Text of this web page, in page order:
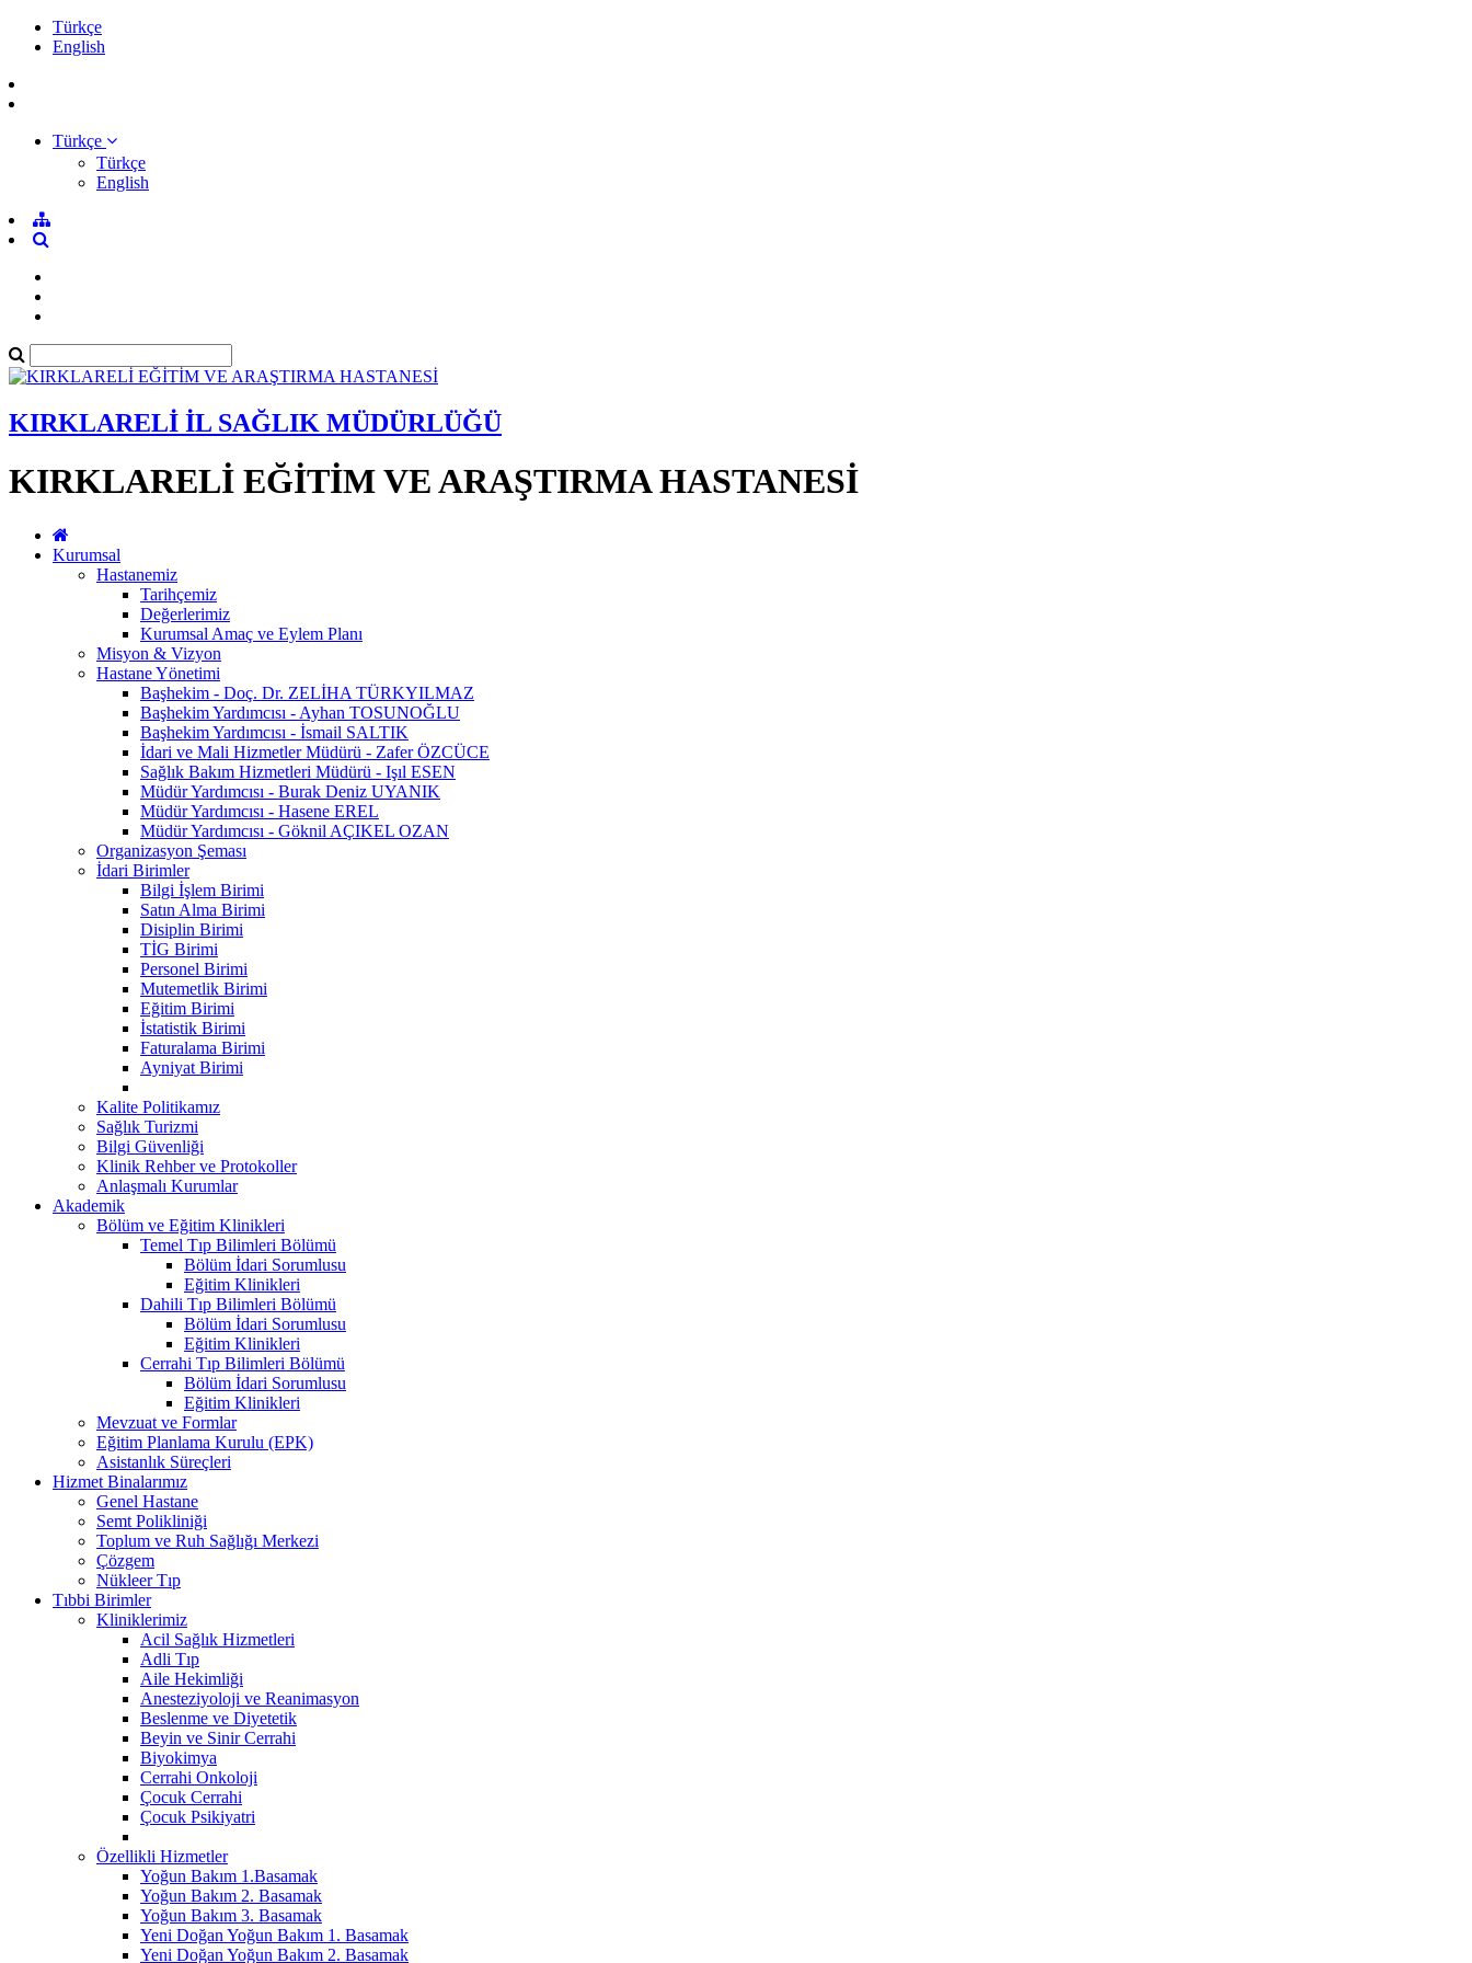
Türkçe
English
Türkçe
Türkçe
English
KIRKLARELİ İL SAĞLIK MÜDÜRLÜĞÜ
KIRKLARELİ EĞİTİM VE ARAŞTIRMA HASTANESİ
Kurumsal
Hastanemiz
Tarihçemiz
Değerlerimiz
Kurumsal Amaç ve Eylem Planı
Misyon & Vizyon
Hastane Yönetimi
Başhekim - Doç. Dr. ZELİHA TÜRKYILMAZ
Başhekim Yardımcısı - Ayhan TOSUNOĞLU
Başhekim Yardımcısı - İsmail SALTIK
İdari ve Mali Hizmetler Müdürü - Zafer ÖZCÜCE
Sağlık Bakım Hizmetleri Müdürü - Işıl ESEN
Müdür Yardımcısı - Burak Deniz UYANIK
Müdür Yardımcısı - Hasene EREL
Müdür Yardımcısı - Göknil AÇIKEL OZAN
Organizasyon Şeması
İdari Birimler
Bilgi İşlem Birimi
Satın Alma Birimi
Disiplin Birimi
TİG Birimi
Personel Birimi
Mutemetlik Birimi
Eğitim Birimi
İstatistik Birimi
Faturalama Birimi
Ayniyat Birimi
Kalite Politikamız
Sağlık Turizmi
Bilgi Güvenliği
Klinik Rehber ve Protokoller
Anlaşmalı Kurumlar
Akademik
Bölüm ve Eğitim Klinikleri
Temel Tıp Bilimleri Bölümü
Bölüm İdari Sorumlusu
Eğitim Klinikleri
Dahili Tıp Bilimleri Bölümü
Bölüm İdari Sorumlusu
Eğitim Klinikleri
Cerrahi Tıp Bilimleri Bölümü
Bölüm İdari Sorumlusu
Eğitim Klinikleri
Mevzuat ve Formlar
Eğitim Planlama Kurulu (EPK)
Asistanlık Süreçleri
Hizmet Binalarımız
Genel Hastane
Semt Polikliniği
Toplum ve Ruh Sağlığı Merkezi
Çözgem
Nükleer Tıp
Tıbbi Birimler
Kliniklerimiz
Acil Sağlık Hizmetleri
Adli Tıp
Aile Hekimliği
Anesteziyoloji ve Reanimasyon
Beslenme ve Diyetetik
Beyin ve Sinir Cerrahi
Biyokimya
Cerrahi Onkoloji
Çocuk Cerrahi
Çocuk Psikiyatri
Özellikli Hizmetler
Yoğun Bakım 1.Basamak
Yoğun Bakım 2. Basamak
Yoğun Bakım 3. Basamak
Yeni Doğan Yoğun Bakım 1. Basamak
Yeni Doğan Yoğun Bakım 2. Basamak